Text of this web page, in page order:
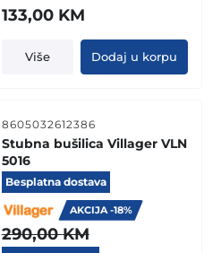
133,00 KM
Više Dodaj u korpu
8605032612386
Stubna bušilica Villager VLN
5016
Besplatna dostava
AKCIJA -18%
290,00KM